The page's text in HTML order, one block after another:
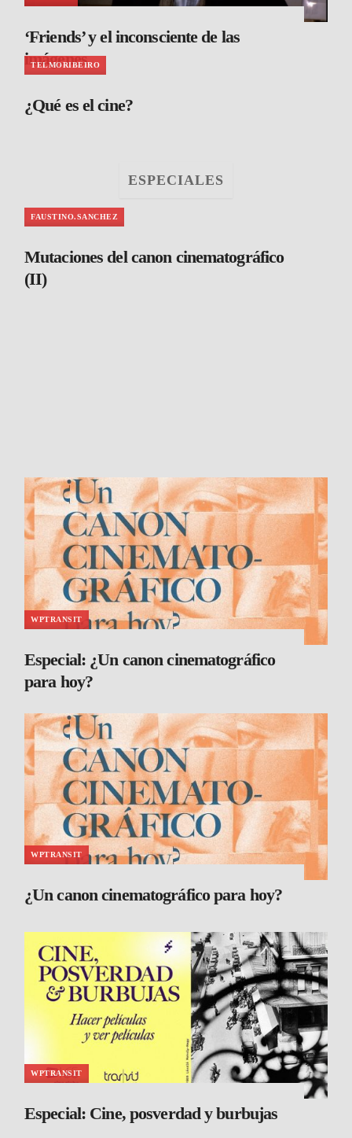
‘Friends’ y el inconsciente de las
imágenes
TELMORIBEIRO
¿Qué es el cine?
ESPECIALES
FAUSTINO.SANCHEZ
Mutaciones del canon cinematográfico
(II)
WPTRANSIT
Especial: ¿Un canon cinematográfico
para hoy?
WPTRANSIT
¿Un canon cinematográfico para hoy?
WPTRANSIT
Especial: Cine, posverdad y burbujas